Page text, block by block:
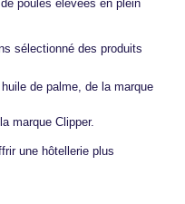
poules élevées en plein
sélectionné des produits
de palme, de la marque
marque Clipper.
une hôtellerie plus